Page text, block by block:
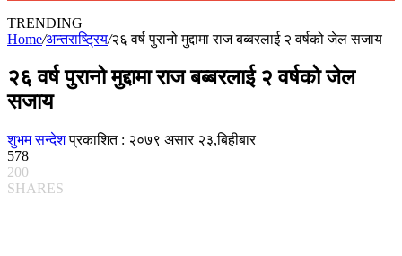
TRENDING
Home/अन्तराष्ट्रिय/२६ वर्ष पुरानो मुद्दामा राज बब्बरलाई २ वर्षको जेल सजाय
२६ वर्ष पुरानो मुद्दामा राज बब्बरलाई २ वर्षको जेल
सजाय
शुभम सन्देश प्रकाशित : २०७९ असार २३,बिहीबार
578
200
SHARES